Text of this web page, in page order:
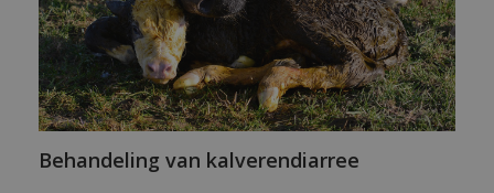
Behandeling van kalverendiarree